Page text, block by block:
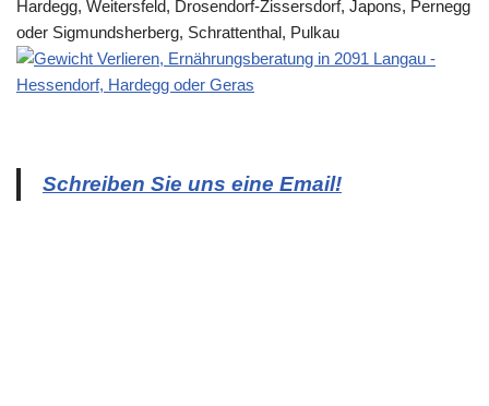
Schreiben Sie uns eine Email!